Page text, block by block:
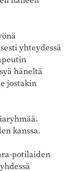
yhteydessä
häneltä
jostakin
kanssa.
potilaiden